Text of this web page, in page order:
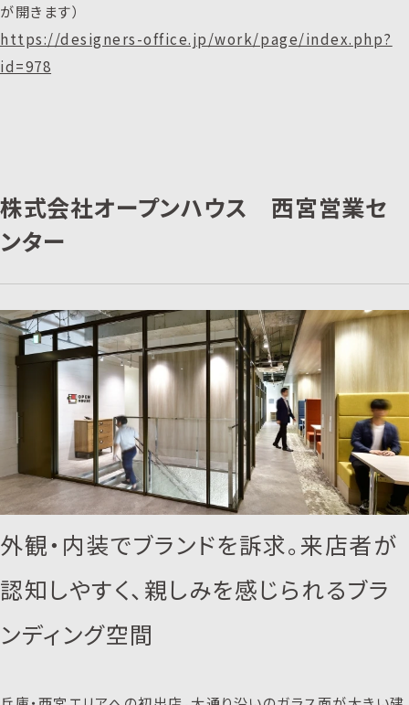
が開きます）
https://designers-office.jp/work/page/index.php?
id=978
株式会社オープンハウス 西宮営業セ
ンター
外観・内装でブランドを訴求。来店者が
認知しやすく、親しみを感じられるブラ
ンディング空間